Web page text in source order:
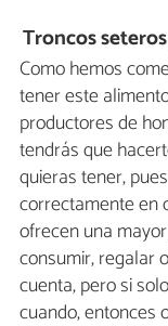
Troncos
Como hemos
tener este
productores de
tendrás que
quieras tener,
correctamente en
ofrecen una
consumir, regalar
cuenta, pero si
cuando, entonces